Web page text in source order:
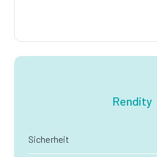
Rendity
Sicherheit